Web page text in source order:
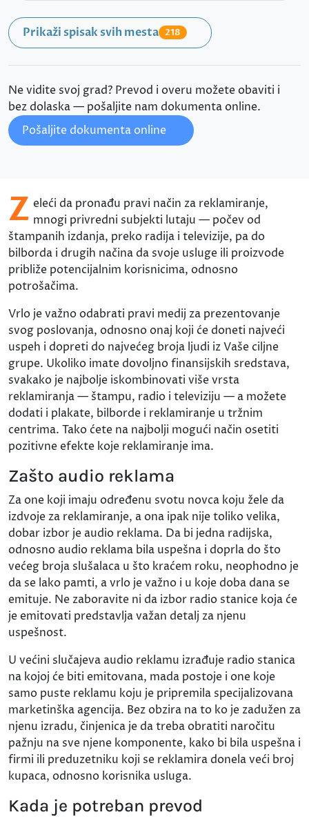
Prikaži spisak svih mesta 218
Ne vidite svoj grad? Prevod i overu možete obaviti i
bez dolaska — pošaljite nam dokumenta online.
Pošaljite dokumenta online
Ž eleći da pronađu pravi način za reklamiranje,
mnogi privredni subjekti lutaju — počev od
štampanih izdanja, preko radija i televizije, pa do
bilborda i drugih načina da svoje usluge ili proizvode
približe potencijalnim korisnicima, odnosno
potrošačima.
Vrlo je važno odabrati pravi medij za prezentovanje
svog poslovanja, odnosno onaj koji će doneti najveći
uspeh i dopreti do najvećeg broja ljudi iz Vaše ciljne
grupe. Ukoliko imate dovoljno finansijskih sredstava,
svakako je najbolje iskombinovati više vrsta
reklamiranja — štampu, radio i televiziju — a možete
dodati i plakate, bilborde i reklamiranje u tržnim
centrima. Tako ćete na najbolji mogući način osetiti
pozitivne efekte koje reklamiranje ima.
Zašto audio reklama
Za one koji imaju određenu svotu novca koju žele da
izdvoje za reklamiranje, a ona ipak nije toliko velika,
dobar izbor je audio reklama. Da bi jedna radijska,
odnosno audio reklama bila uspešna i doprla do što
većeg broja slušalaca u što kraćem roku, neophodno je
da se lako pamti, a vrlo je važno i u koje doba dana se
emituje. Ne zaboravite ni da izbor radio stanice koja će
je emitovati predstavlja važan detalj za njenu
uspešnost.
U većini slučajeva audio reklamu izrađuje radio stanica
na kojoj će biti emitovana, mada postoje i one koje
samo puste reklamu koju je pripremila specijalizovana
marketinška agencija. Bez obzira na to ko je zadužen za
njenu izradu, činjenica je da treba obratiti naročitu
pažnju na sve njene komponente, kako bi bila uspešna i
firmi ili preduzetniku koji se reklamira donela veći broj
kupaca, odnosno korisnika usluga.
Kada je potreban prevod